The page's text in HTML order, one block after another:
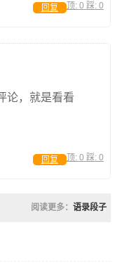
顶: 0 踩: 0
回复
论，就是看看
顶: 0 踩: 0
回复
阅读更多： 语录段子